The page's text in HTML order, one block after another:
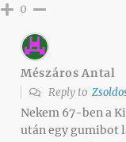
0
Mészáros Antal
Reply to
Nekem 67-ben a
után egy gumibot